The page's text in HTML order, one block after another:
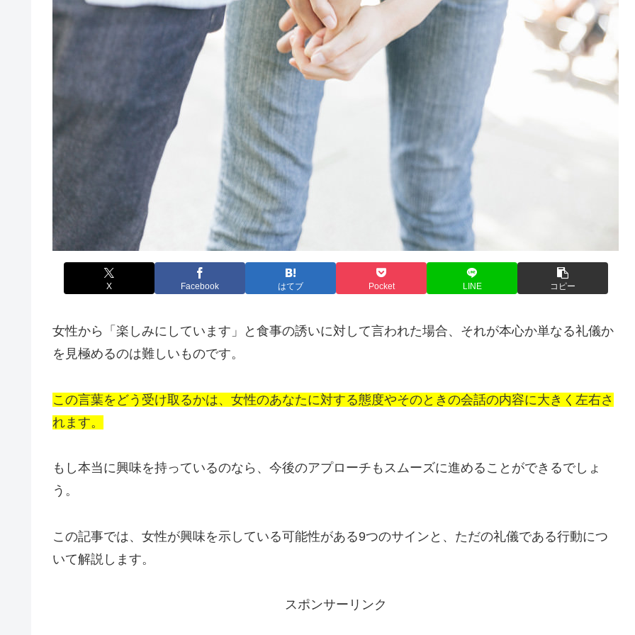
X Facebook はてブ Pocket LINE コピー
女性から「楽しみにしています」と食事の誘いに対して言われた場合、それが本心か単なる礼儀か
を見極めるのは難しいものです。
この言葉をどう受け取るかは、女性のあなたに対する態度やそのときの会話の内容に大きく左右さ
れます。
もし本当に興味を持っているのなら、今後のアプローチもスムーズに進めることができるでしょ
う。
この記事では、女性が興味を示している可能性がある9つのサインと、ただの礼儀である行動につ
いて解説します。
スポンサーリンク